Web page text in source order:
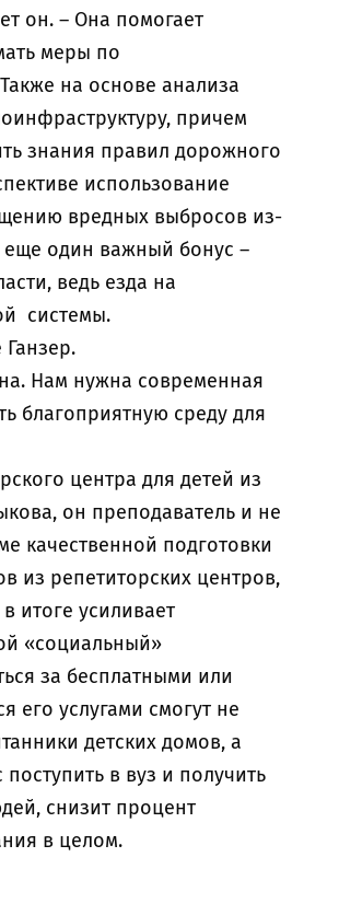
он. – Она помогает
меры по
на основе анализа
причем
знания правил дорожного
использование
вредных выбросов из-
еще один важный бонус –
ведь езда на
системы.
Нам нужна современная
благоприятную среду для
центра для детей из
он преподаватель и не
качественной подготовки
из репетиторских центров,
итоге усиливает
«социальный»
за бесплатными или
его услугами смогут не
детских домов, а
в вуз и получить
снизит процент
в целом.